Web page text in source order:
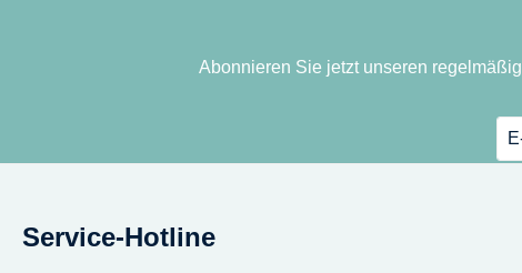
Abonnieren Sie jetzt unseren
Service-Hotline